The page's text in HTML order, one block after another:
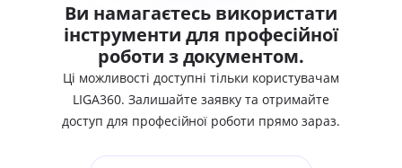
Ви намагаєтесь використати
інструменти для професійної
роботи з документом.
Ці можливості доступні тільки користувачам
LIGA360. Залишайте заявку та отримайте
доступ для професійної роботи прямо зараз.